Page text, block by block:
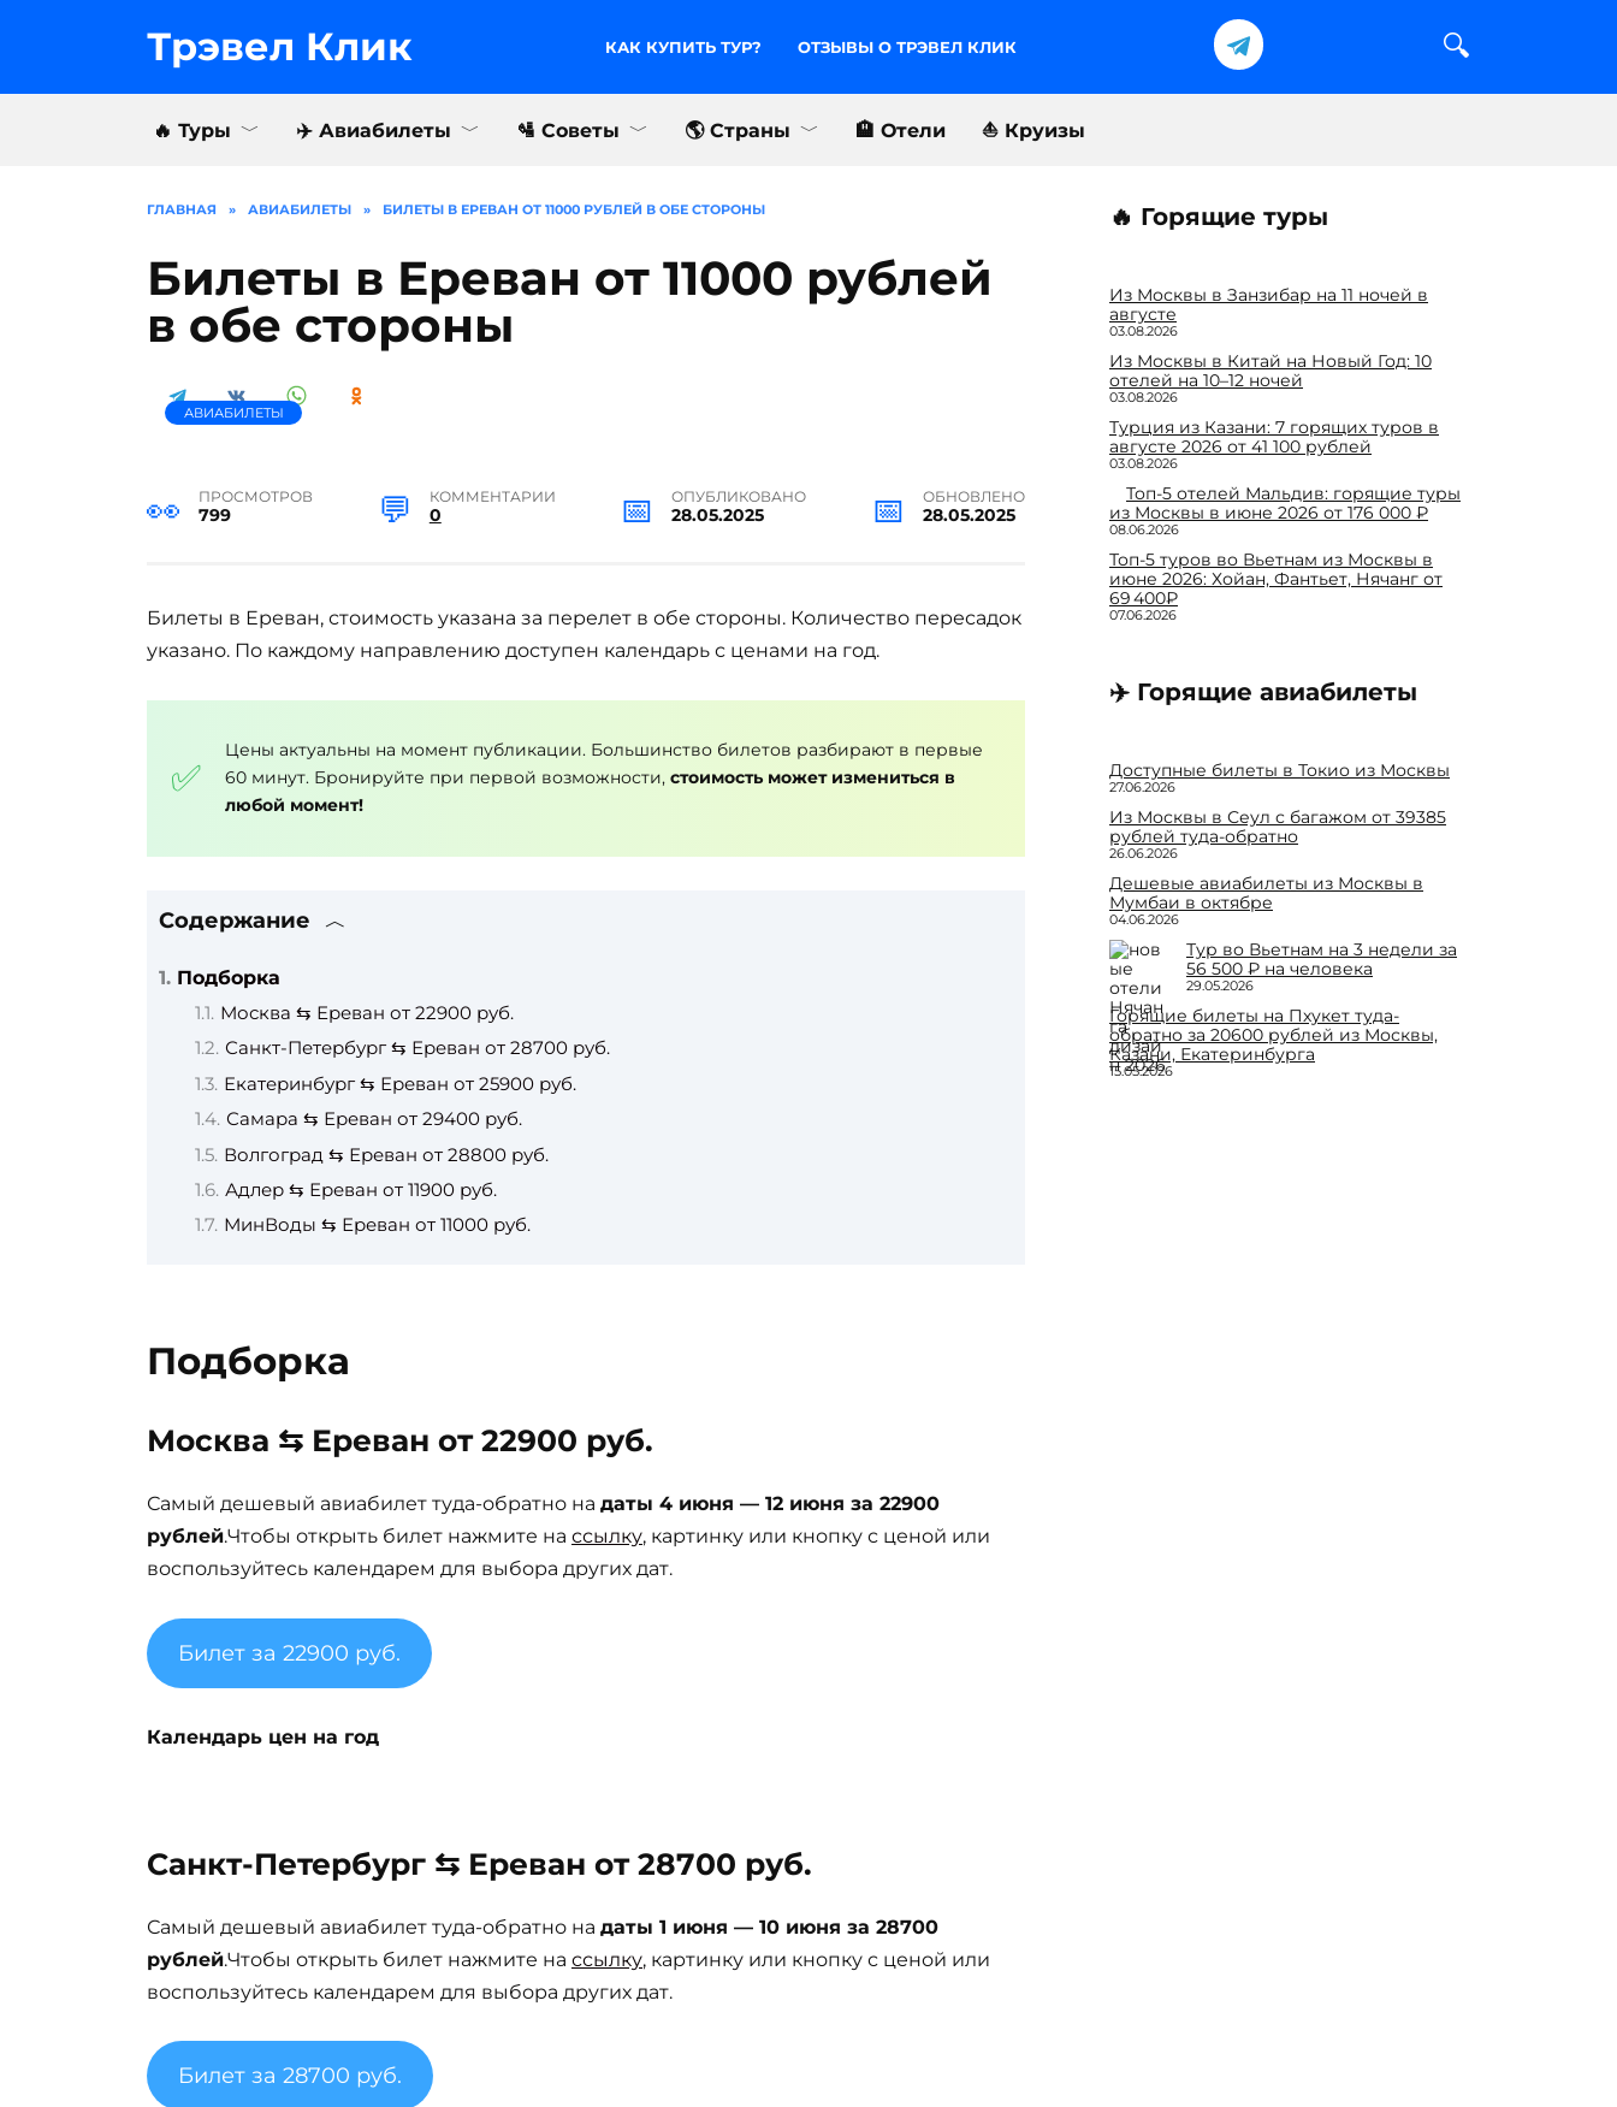
Трэвел Клик КАК КУПИТЬ ТУР? ОТЗЫВЫ О ТРЭВЕЛ КЛИК
🔥 Туры ✈️ Авиабилеты 🛂 Советы 🌎 Страны 🏨 Отели ⛵️ Круизы
ГЛАВНАЯ » АВИАБИЛЕТЫ » БИЛЕТЫ В ЕРЕВАН ОТ 11000 РУБЛЕЙ В ОБЕ СТОРОНЫ
Билеты в Ереван от 11000 рублей
в обе стороны
АВИАБИЛЕТЫ
ПРОСМОТРОВ
799
КОММЕНТАРИИ
0
ОПУБЛИКОВАНО
28.05.2025
ОБНОВЛЕНО
28.05.2025
Билеты в Ереван, стоимость указана за перелет в обе стороны. Количество пересадок
указано. По каждому направлению доступен календарь с ценами на год.
Цены актуальны на момент публикации. Большинство билетов разбирают в первые
60 минут. Бронируйте при первой возможности, стоимость может измениться в
любой момент!
Содержание
Подборка
Москва ⇆ Ереван от 22900 руб.
Санкт-Петербург ⇆ Ереван от 28700 руб.
Екатеринбург ⇆ Ереван от 25900 руб.
Самара ⇆ Ереван от 29400 руб.
Волгоград ⇆ Ереван от 28800 руб.
Адлер ⇆ Ереван от 11900 руб.
МинВоды ⇆ Ереван от 11000 руб.
Подборка
Москва ⇆ Ереван от 22900 руб.
Самый дешевый авиабилет туда-обратно на даты 4 июня — 12 июня за 22900
рублей.Чтобы открыть билет нажмите на ссылку, картинку или кнопку с ценой или
воспользуйтесь календарем для выбора других дат.
Билет за 22900 руб.
Календарь цен на год
Санкт-Петербург ⇆ Ереван от 28700 руб.
Самый дешевый авиабилет туда-обратно на даты 1 июня — 10 июня за 28700
рублей.Чтобы открыть билет нажмите на ссылку, картинку или кнопку с ценой или
воспользуйтесь календарем для выбора других дат.
Билет за 28700 руб.
🔥 Горящие туры
Из Москвы в Занзибар на 11 ночей в
августе
03.08.2026
Из Москвы в Китай на Новый Год: 10
отелей на 10–12 ночей
03.08.2026
Турция из Казани: 7 горящих туров в
августе 2026 от 41 100 рублей
03.08.2026
Топ-5 отелей Мальдив: горящие туры
из Москвы в июне 2026 от 176 000 ₽
08.06.2026
Топ-5 туров во Вьетнам из Москвы в
июне 2026: Хойан, Фантьет, Нячанг от
69 400₽
07.06.2026
✈️ Горящие авиабилеты
Доступные билеты в Токио из Москвы
27.06.2026
Из Москвы в Сеул с багажом от 39385
рублей туда-обратно
26.06.2026
Дешевые авиабилеты из Москвы в
Мумбаи в октябре
04.06.2026
Тур во Вьетнам на 3 недели за
56 500 ₽ на человека
29.05.2026
Горящие билеты на Пхукет туда-
обратно за 20600 рублей из Москвы,
Казани, Екатеринбурга
15.05.2026